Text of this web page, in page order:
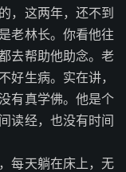
，这两年，还不到
老林长。你看他往
去帮助他助念。老
好生病。实在讲，
有真学佛。他是个
读经，也没有时间
每天躺在床上，无